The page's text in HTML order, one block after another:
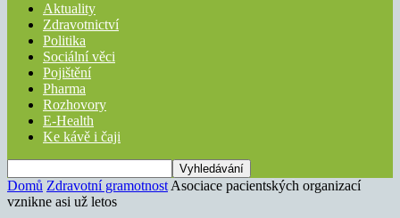
Aktuality
Zdravotnictví
Politika
Sociální věci
Pojištění
Pharma
Rozhovory
E-Health
Ke kávě i čaji
Domů Zdravotní gramotnost Asociace pacientských organizací
vznikne asi už letos